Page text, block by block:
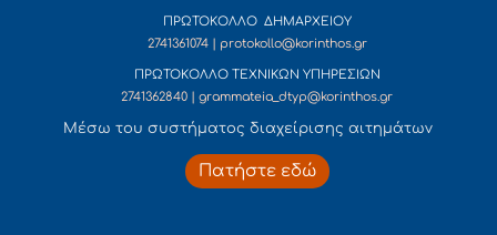
ΠΡΩΤΟΚΟΛΛΟ ΔΗΜΑΡΧΕΙΟΥ
2741361074 | protokollo@korinthos.gr
ΠΡΩΤΟΚΟΛΛΟ ΤΕΧΝΙΚΩΝ ΥΠΗΡΕΣΙΩΝ
2741362840 | grammateia_dtyp@korinthos.gr
Mέσω του συστήματος διαχείρισης αιτημάτων
Πατήστε εδώ